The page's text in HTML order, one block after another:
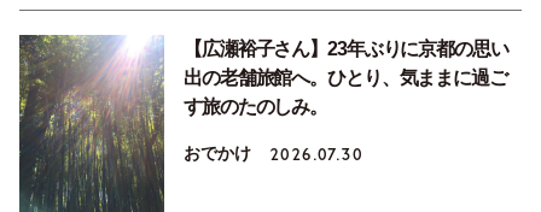
【広瀬裕子さん】23年ぶりに京都の思い
出の老舗旅館へ。ひとり、気ままに過ご
す旅のたのしみ。
おでかけ 2026.07.30